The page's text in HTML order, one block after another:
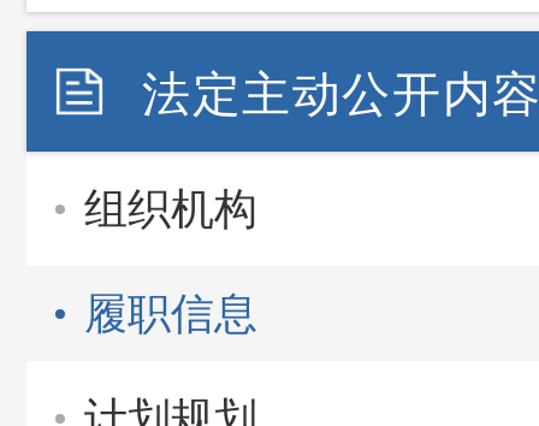
法定主动公开内
组织机构
履职信息